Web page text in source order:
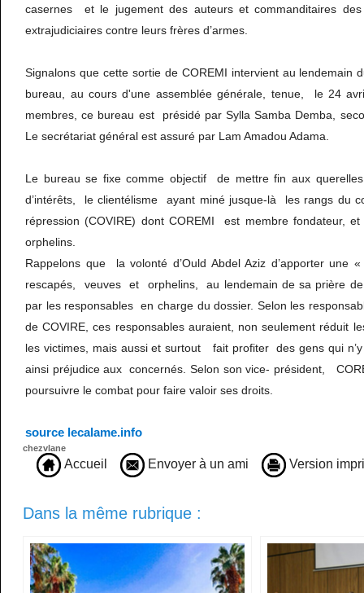
casernes et le jugement des auteurs et commanditaires des
extrajudiciaires contre leurs frères d’armes.
Signalons que cette sortie de COREMI intervient au lendemain
bureau, au cours d'une assemblée générale, tenue, le 24
membres, ce bureau est présidé par Sylla Samba Demba,
Le secrétariat général est assuré par Lam Amadou Adama.
Le bureau se fixe comme objectif de mettre fin aux
d’intérêts, le clientélisme ayant miné jusque-là les rangs du
répression (COVIRE) dont COREMI est membre fondateur,
orphelins.
Rappelons que la volonté d’Ould Abdel Aziz d’apporter une
rescapés, veuves et orphelins, au lendemain de sa prière
par les responsables en charge du dossier. Selon les
de COVIRE, ces responsables auraient, non seulement réduit
les victimes, mais aussi et surtout fait profiter des gens qui
ainsi préjudice aux concernés. Selon son vice- président,
poursuivre le combat pour faire valoir ses droits.
source lecalame.info
chezvlane
Accueil Envoyer à un ami Version
Dans la même rubrique :